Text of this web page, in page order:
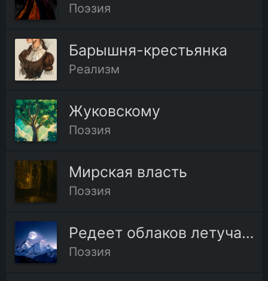
Поэзия
Барышня-крестьянка
Реализм
Жуковскому
Поэзия
Мирская власть
Поэзия
Редеет облаков летучая гряда
Поэзия